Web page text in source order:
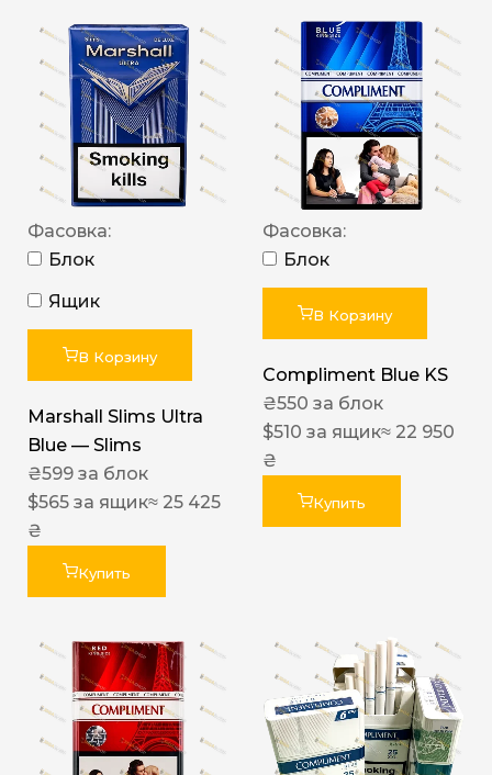
Фасовка:
Блок
Ящик
В Корзину
Marshall Slims Ultra
Blue — Slims
₴599 за блок
$565 за ящик≈ 25 425
₴
Купить
Фасовка:
Блок
В Корзину
Compliment Blue KS
₴550 за блок
$510 за ящик≈ 22 950
₴
Купить